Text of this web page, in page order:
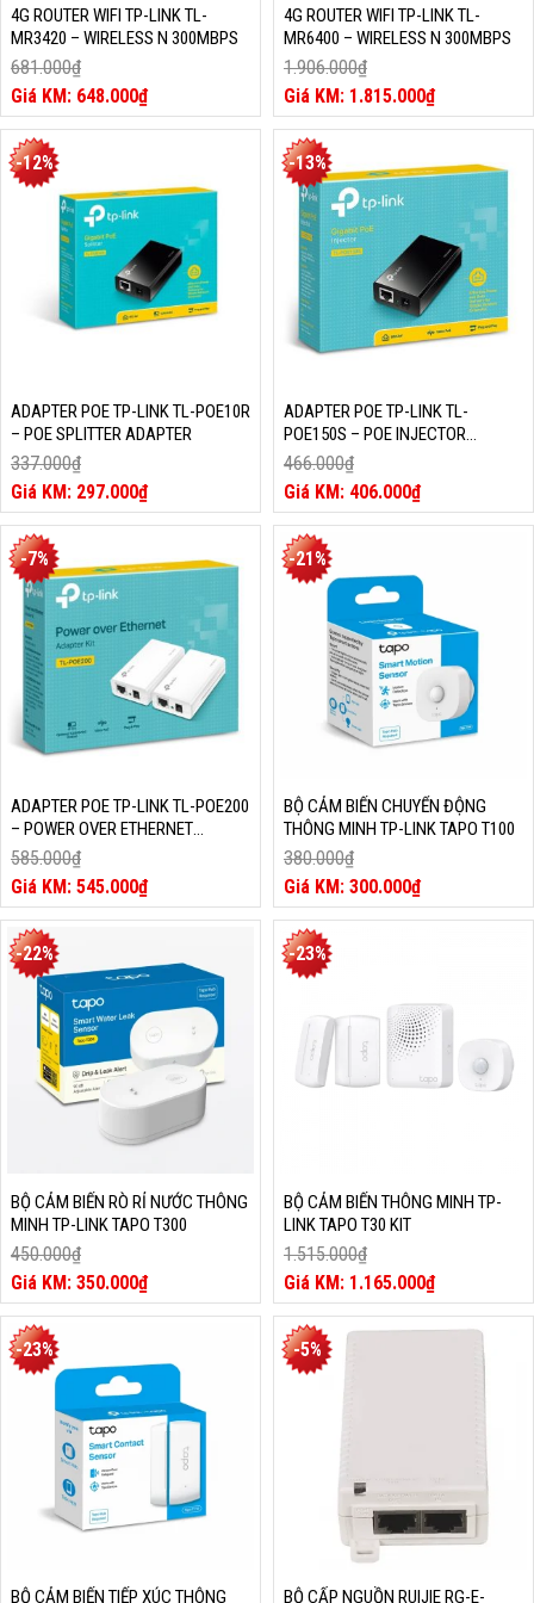
4G ROUTER WIFI TP-LINK TL-
MR3420 – WIRELESS N 300MBPS
681.000₫
Giá
gốc
là:
681.000₫.
648.000₫
Giá
hiện
tại
là:
648.000₫.
4G ROUTER WIFI TP-LINK TL-
MR6400 – WIRELESS N 300MBPS
1.906.000₫
Giá
gốc
là:
1.906.000₫.
1.815.000₫
Giá
hiện
tại
là:
1.815.000₫.
-12%
ADAPTER POE TP-LINK TL-POE10R
– POE SPLITTER ADAPTER
337.000₫
Giá
gốc
là:
337.000₫.
297.000₫
Giá
hiện
tại
là:
297.000₫.
-13%
ADAPTER POE TP-LINK TL-
POE150S – POE INJECTOR
ADAPTER
466.000₫
Giá
gốc
là:
466.000₫.
406.000₫
Giá
hiện
tại
là:
406.000₫.
-7%
ADAPTER POE TP-LINK TL-POE200
– POWER OVER ETHERNET
ADAPTER KIT
585.000₫
Giá
gốc
là:
585.000₫.
545.000₫
Giá
hiện
tại
là:
545.000₫.
-21%
BỘ CẢM BIẾN CHUYỂN ĐỘNG
THÔNG MINH TP-LINK TAPO T100
380.000₫
Giá
gốc
là:
380.000₫.
300.000₫
Giá
hiện
tại
là:
-22%
BỘ CẢM BIẾN RÒ RỈ NƯỚC THÔNG
MINH TP-LINK TAPO T300
450.000₫
Giá
gốc
là:
450.000₫.
350.000₫
Giá
hiện
tại
là:
350.000₫.
-23%
BỘ CẢM BIẾN THÔNG MINH TP-
LINK TAPO T30 KIT
1.515.000₫
Giá
gốc
là:
1.515.000₫.
1.165.000₫
Giá
hiện
tại
là:
1.165.000₫.
-23%
BỘ CẢM BIẾN TIẾP XÚC THÔNG
-5%
BỘ CẤP NGUỒN RUIJIE RG-E-